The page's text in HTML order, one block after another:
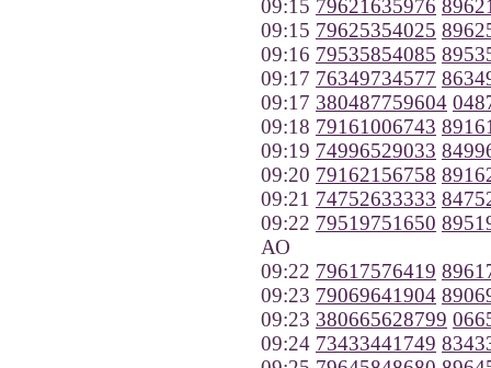
09:15 79621635976
09:15 79625354025
09:16 79535854085
09:17 76349734577
09:17 380487759604
09:18 79161006743
09:19 74996529033
09:20 79162156758
09:21 74752633333
09:22 79519751650
АО
09:22 79617576419
09:23 79069641904
09:23 380665628799
09:24 73433441749